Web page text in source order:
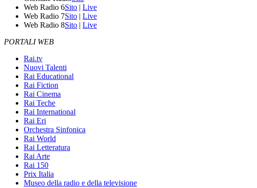
Web Radio 6Sito | Live
Web Radio 7Sito | Live
Web Radio 8Sito | Live
PORTALI WEB
Rai.tv
Nuovi Talenti
Rai Educational
Rai Fiction
Rai Cinema
Rai Teche
Rai International
Rai Eri
Orchestra Sinfonica
Rai World
Rai Letteratura
Rai Arte
Rai 150
Prix Italia
Museo della radio e della televisione